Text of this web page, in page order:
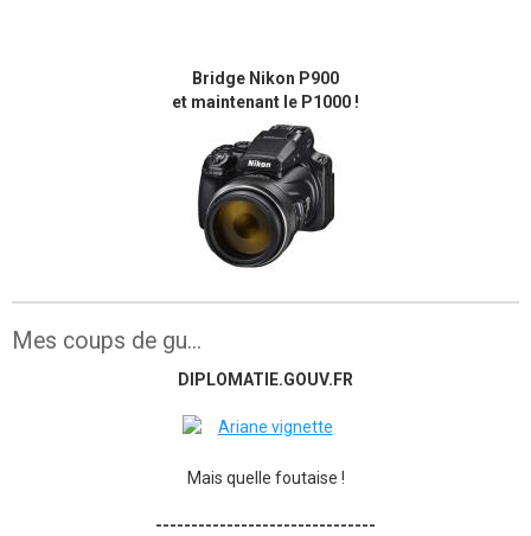
Bridge Nikon P900
et maintenant le P1000 !
Mes coups de gu...
DIPLOMATIE.GOUV.FR
Mais quelle foutaise !
-------------------------------